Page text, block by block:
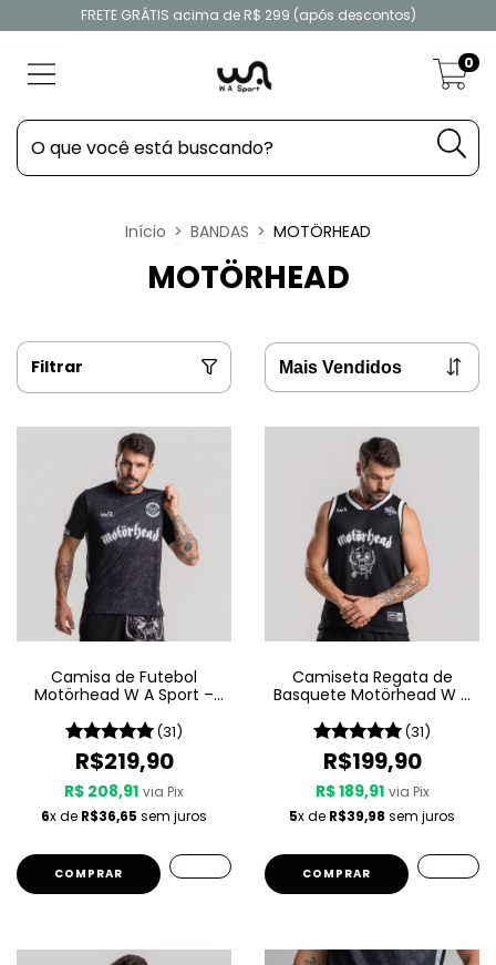
FRETE GRÁTIS acima de R$ 299 (após descontos)
0
Início > BANDAS > MOTÖRHEAD
MOTÖRHEAD
Filtrar
Camisa de Futebol
Motörhead W A Sport –
(31)
R$219,90
R$ 208,91 via Pix
6x de R$36,65 sem juros
COMPRAR
Camiseta Regata de
Basquete Motörhead W A
(31)
R$199,90
R$ 189,91 via Pix
5x de R$39,98 sem juros
COMPRAR